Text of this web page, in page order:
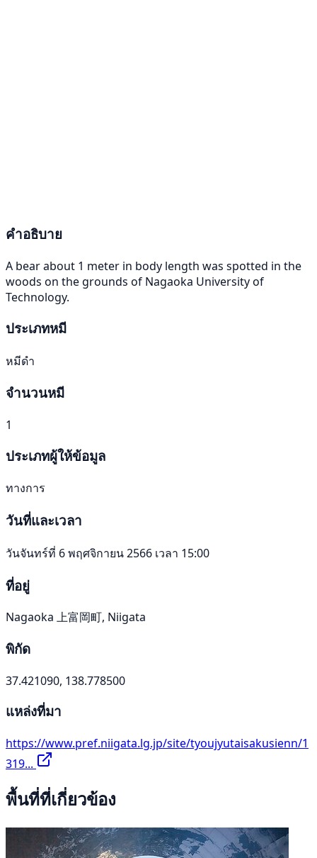
คำอธิบาย
A bear about 1 meter in body length was spotted in the
woods on the grounds of Nagaoka University of
Technology.
ประเภทหมี
หมีดำ
จำนวนหมี
1
ประเภทผู้ให้ข้อมูล
ทางการ
วันที่และเวลา
วันจันทร์ที่ 6 พฤศจิกายน 2566 เวลา 15:00
ที่อยู่
Nagaoka 上富岡町, Niigata
พิกัด
37.421090, 138.778500
แหล่งที่มา
https://www.pref.niigata.lg.jp/site/tyoujyutaisakusienn/1
319...
พื้นที่ที่เกี่ยวข้อง